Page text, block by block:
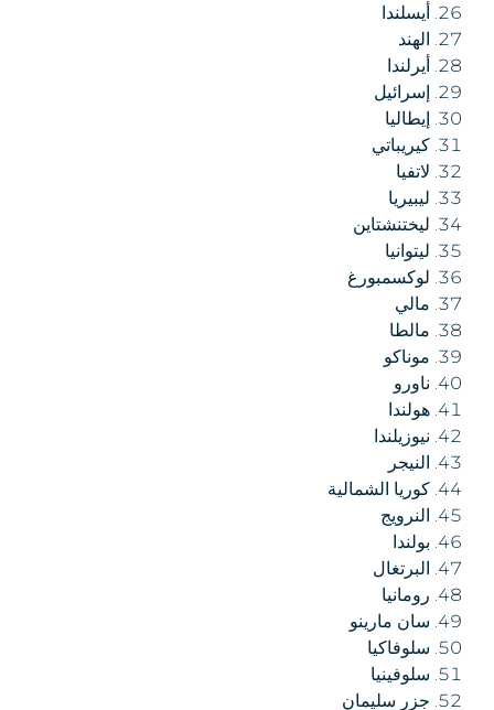
أيسلندا
الهند
أيرلندا
إسرائيل
إيطاليا
كيريباتي
لاتفيا
ليبيريا
ليختنشتاين
ليتوانيا
لوكسمبورغ
مالي
مالطا
موناكو
ناورو
هولندا
نيوزيلندا
النيجر
كوريا الشمالية
النرويج
بولندا
البرتغال
رومانيا
سان مارينو
سلوفاكيا
سلوفينيا
جزر سليمان